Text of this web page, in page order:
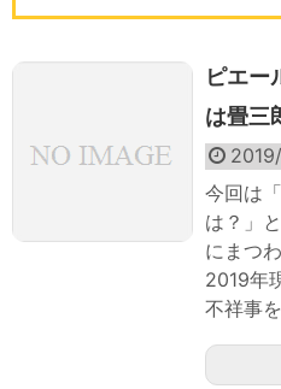
ピエー
は畳三
今回は
は？」
にまつ
2019年
不祥事